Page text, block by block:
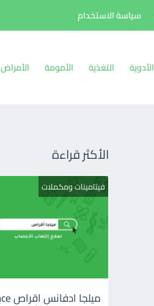
سياسة الاستخدام
الأدوية التغذية الأمومة الأمراض
الأكثر قراءة
فيتامينات ومكملات